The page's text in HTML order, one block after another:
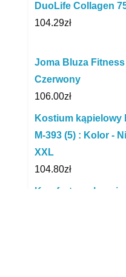
DuoLife Collagen
104.29zł
Joma Bluza
Czerwony
106.00zł
Kostium kąpielowy
M-393 (5) : Kolor -
XXL
104.80zł
Komfortowe kapcie